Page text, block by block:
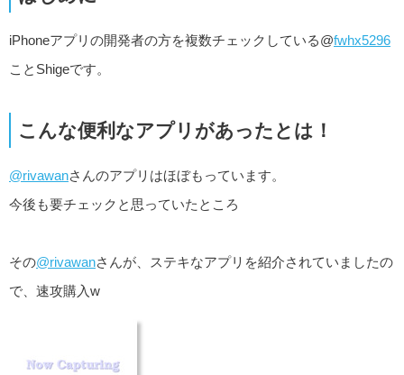
iPhoneアプリの開発者の方を複数チェックしている@fwhx5296
ことShigeです。
こんな便利なアプリがあったとは！
@rivawanさんのアプリはほぼもっています。
今後も要チェックと思っていたところ
その@rivawanさんが、ステキなアプリを紹介されていましたの
で、速攻購入w